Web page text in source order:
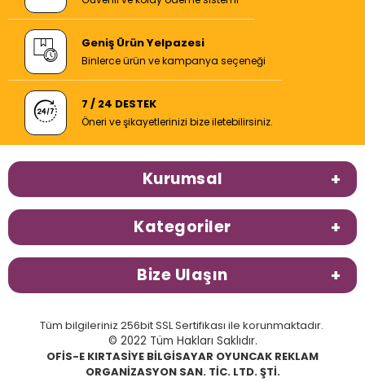
Geniş Ürün Yelpazesi
Binlerce ürün ve kampanya seçeneği
7 / 24 DESTEK
Öneri ve şikayetlerinizi bize iletebilirsiniz.
Kurumsal
Kategoriler
Bize Ulaşın
Tüm bilgileriniz 256bit SSL Sertifikası ile korunmaktadır.
© 2022 Tüm Hakları Saklıdır.
OFİS-E KIRTASİYE BİLGİSAYAR OYUNCAK REKLAM
ORGANİZASYON SAN. TİC. LTD. ŞTİ.